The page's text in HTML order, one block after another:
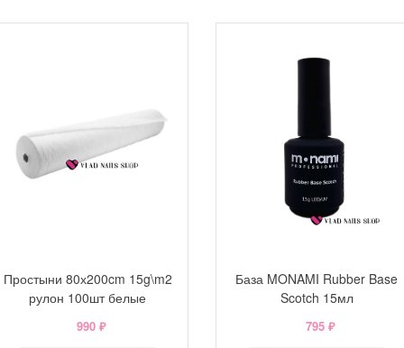
Простыни 80х200cm 15g\m2
рулон 100шт белые
990 ₽
База MONAMI Rubber Base
Scotch 15мл
795 ₽